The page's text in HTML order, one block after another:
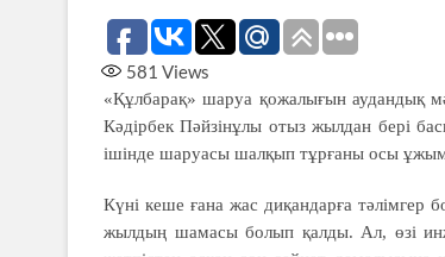
581 Views
«Құлбарақ» шаруа қожалығын аудандық
Кәдірбек Пәйзінұлы отыз жылдан бері
ішінде шаруасы шалқып тұрғаны осы ұжым
Күні кеше ғана жас диқандарға тәлімгер
жылдың шамасы болып қалды. Ал, өзі